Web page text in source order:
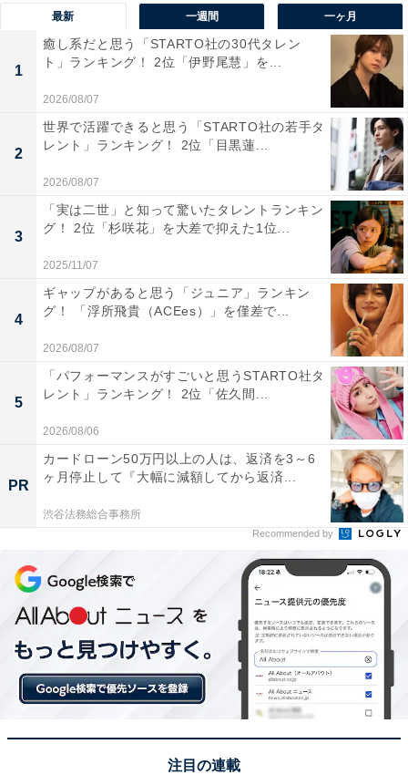
1位：牛久大仏／71票
1位は、牛久（うしく）市にある「牛久大仏」。平地の
中に突如現れる、地上から高さ120ｍの巨大な青銅製の
大仏立像です。その大きさは、奈良の大仏が手のひらに
乗ってしまうほど。世界最大の青銅（ブロンズ）製立像
としてギネスブックにも登録されています。5階に分か
れた大仏の胎内は、写経空間や大仏の胸部にあたる地上
85mの展望台などがあり、拝観も可能です。展望台から
は、天候によっては富士山やスカイツリーが見える絶景
が見渡せます。正式名称を「牛久阿弥陀大佛（うしくあ
みだだいぶつ）」とし、浄土真宗の教えに基づいて、極
楽浄土への往生や心願成就のご利益があるとされていま
回答者からは、「大仏が思ったより大きくて興奮したか
ら」（20代女性／神奈川県）、「行ったことがあります
が圧巻でした。迫力満点でした」（40代女性／広島
県）、「大仏に迫力があり何か起こりそうだからです」
（50代女性／愛知県）、「遠くからは見たことがある
が、近くに行ってお参りしてみたい。すごいパワーをも
らえそうだから」（30代女性／埼玉県）などのコメント
が寄せられました。
※回答者からのコメントは原文ママです
この記事の筆者：福島 ゆき プロフィール
アニメや漫画のレビュー、エンタメトピックスなどを中
心に、オールジャンルで執筆中のライター。時々、店舗
最新 一週間 一ヶ月
1
癒し系だと思う「STARTO社の30代タレン
ト」ランキング！ 2位「伊野尾慧」を...
2026/08/07
2
世界で活躍できると思う「STARTO社の若手タ
レント」ランキング！ 2位「目黒蓮...
2026/08/07
3
「実は二世」と知って驚いたタレントランキン
グ！ 2位「杉咲花」を大差で抑えた1位...
2025/11/07
4
ギャップがあると思う「ジュニア」ランキン
グ！ 「浮所飛貴（ACEes）」を僅差で...
2026/08/07
5
「パフォーマンスがすごいと思うSTARTO社タ
レント」ランキング！ 2位「佐久間...
2026/08/06
PR
カードローン50万円以上の人は、返済を3～6
ヶ月停止して『大幅に減額してから返済...
渋谷法務総合事務所
Recommended by
注目の連載